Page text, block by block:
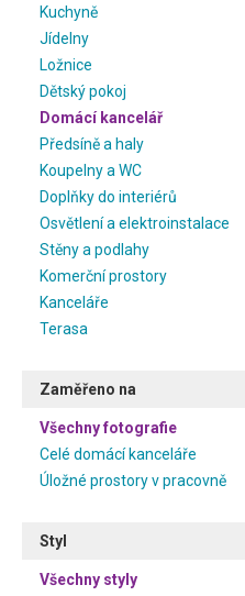
Kuchyně
Jídelny
Ložnice
Dětský pokoj
Domácí kancelář
Předsíně a haly
Koupelny a WC
Doplňky do interiérů
Osvětlení a elektroinstalace
Stěny a podlahy
Komerční prostory
Kanceláře
Terasa
Zaměřeno na
Všechny fotografie
Celé domácí kanceláře
Úložné prostory v pracovně
Styl
Všechny styly